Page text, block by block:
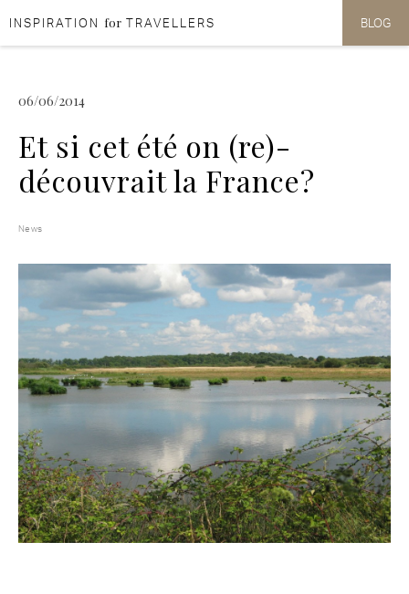
Aller au contenu
Aller au menu
INSPIRATION for TRAVELLERS BLOG
06/06/2014
Et si cet été on (re)-
découvrait la France?
News